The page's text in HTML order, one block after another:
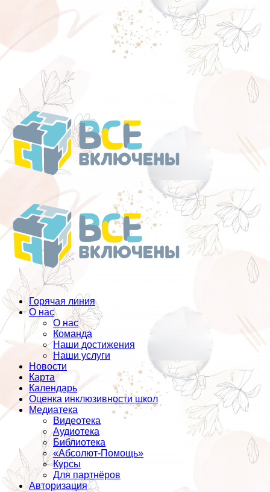
Перейти
к
содержанию
Горячая линия
О нас
О нас
Команда
Наши достижения
Наши услуги
Новости
Карта
Календарь
Оценка инклюзивности школ
Медиатека
Видеотека
Аудиотека
Библиотека
«Абсолют-Помощь»
Курсы
Для партнёров
Авторизация